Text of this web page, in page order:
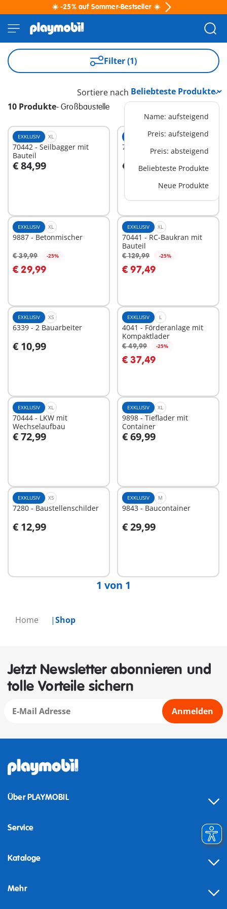
☀️ -25% auf Sommer-Bestseller ☀️
Home Shop
Filter (1)
10 Produkte- Großbaustelle
Sortiere nach
Name: aufsteigend
Preis: aufsteigend
Preis: absteigend
Beliebteste Produkte
Neue Produkte
EXKLUSIV XL
70442 - Seilbagger mit
Bauteil
€ 84,99
In den Warenkorb
EXKLUSIV XS
7445 - Lichtgiraffe
€ 17,99
In den Warenkorb
EXKLUSIV XL
9887 - Betonmischer
€ 39,99 -25%
€ 29,99
In den Warenkorb
EXKLUSIV XL
70441 - RC-Baukran mit
Bauteil
€ 129,99 -25%
€ 97,49
In den Warenkorb
EXKLUSIV XS
6339 - 2 Bauarbeiter
€ 10,99
In den Warenkorb
EXKLUSIV L
4041 - Förderanlage mit
Kompaktlader
€ 49,99 -25%
€ 37,49
In den Warenkorb
EXKLUSIV XL
70444 - LKW mit
Wechselaufbau
€ 72,99
In den Warenkorb
EXKLUSIV XL
9898 - Tieflader mit
Container
€ 69,99
In den Warenkorb
EXKLUSIV XS
7280 - Baustellenschilder
€ 12,99
In den Warenkorb
EXKLUSIV M
9843 - Baucontainer
€ 29,99
In den Warenkorb
1 von 1
Jetzt Newsletter abonnieren und
tolle Vorteile sichern
Anmelden
Über PLAYMOBIL
Service
Kataloge
Mehr